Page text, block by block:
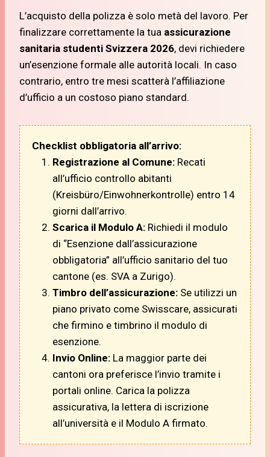
L’acquisto della polizza è solo metà del lavoro. Per
finalizzare correttamente la tua assicurazione
sanitaria studenti Svizzera 2026, devi richiedere
un’esenzione formale alle autorità locali. In caso
contrario, entro tre mesi scatterà l’affiliazione
d’ufficio a un costoso piano standard.
Checklist obbligatoria all’arrivo:
Registrazione al Comune: Recati
all’ufficio controllo abitanti
(Kreisbüro/Einwohnerkontrolle) entro 14
giorni dall’arrivo.
Scarica il Modulo A: Richiedi il modulo
di “Esenzione dall’assicurazione
obbligatoria” all’ufficio sanitario del tuo
cantone (es. SVA a Zurigo).
Timbro dell’assicurazione: Se utilizzi un
piano privato come Swisscare, assicurati
che firmino e timbrino il modulo di
esenzione.
Invio Online: La maggior parte dei
cantoni ora preferisce l’invio tramite i
portali online. Carica la polizza
assicurativa, la lettera di iscrizione
all’università e il Modulo A firmato.